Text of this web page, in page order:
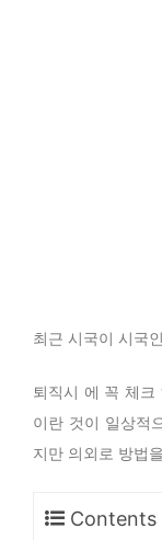
최근 시국이 시국
퇴직시 에 꼭 체크
이란 것이 일상적
지만 의외로 방법
Contents